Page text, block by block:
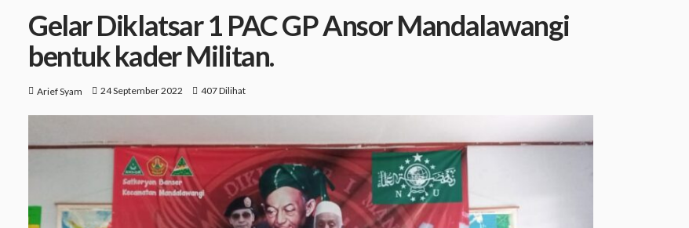
Gelar Diklatsar 1 PAC GP Ansor Mandalawangi
bentuk kader Militan.
Arief Syam 24 September 2022 407 Dilihat